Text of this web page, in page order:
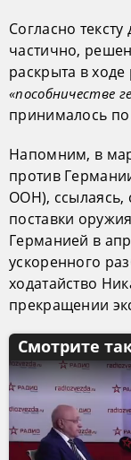
Согласно
частично,
раскрыта в
«пособничестве
принималось
Напомним, в
против
ООН), ссылаясь,
поставки
Германией в
ускоренного
ходатайство
прекращении
Смотрите